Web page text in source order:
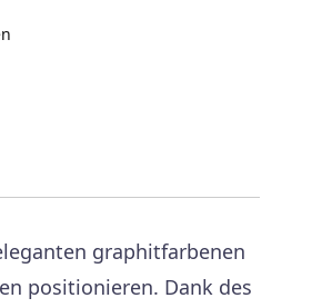
graphitfarbenen
positionieren. Dank des